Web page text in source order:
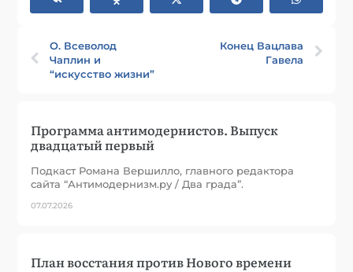
О. Всеволод
Чаплин и
“искусство жизни”
Конец Вацлава
Гавела
Программа антимодернистов. Выпуск
двадцатый первый
Подкаст Романа Вершилло, главного редактора
сайта “Антимодернизм.ру / Два града”.
07.07.2026
План восстания против Нового времени